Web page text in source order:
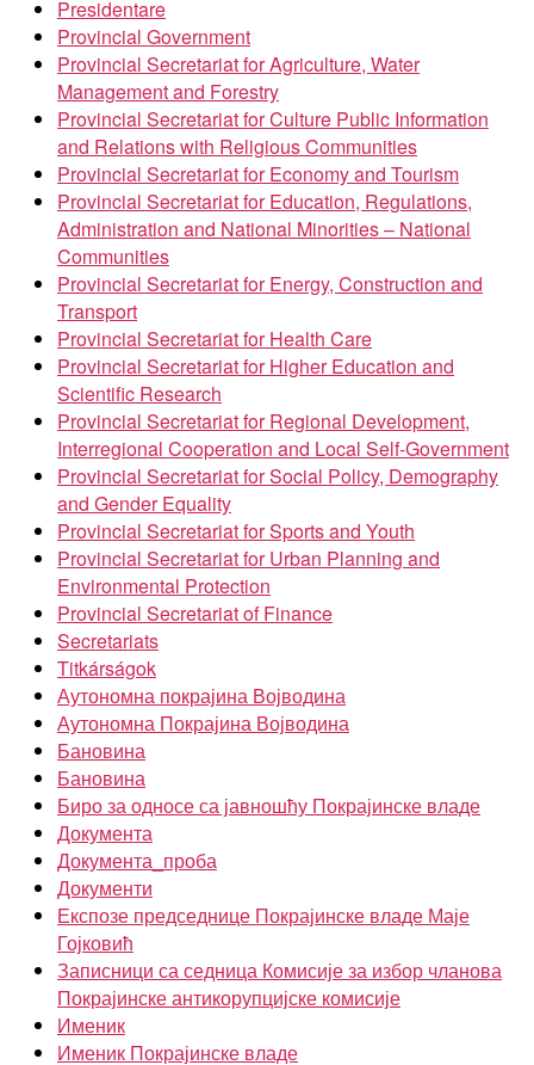
Presidentare
Provincial Government
Provincial Secretariat for Agriculture, Water
Management and Forestry
Provincial Secretariat for Culture Public Information
and Relations with Religious Communities
Provincial Secretariat for Economy and Tourism
Provincial Secretariat for Education, Regulations,
Administration and National Minorities – National
Communities
Provincial Secretariat for Energy, Construction and
Transport
Provincial Secretariat for Health Care
Provincial Secretariat for Higher Education and
Scientific Research
Provincial Secretariat for Regional Development,
Interregional Cooperation and Local Self-Government
Provincial Secretariat for Social Policy, Demography
and Gender Equality
Provincial Secretariat for Sports and Youth
Provincial Secretariat for Urban Planning and
Environmental Protection
Provincial Secretariat of Finance
Secretariats
Titkárságok
Аутономна покрајина Војводина
Аутономна Покрајина Војводина
Бановина
Бановина
Биро за односе са јавношћу Покрајинске владе
Документа
Документа_проба
Документи
Експозе председнице Покрајинске владе Маје
Гојковић
Записници са седница Комисије за избор чланова
Покрајинске антикорупцијске комисије
Именик
Именик Покрајинске владе